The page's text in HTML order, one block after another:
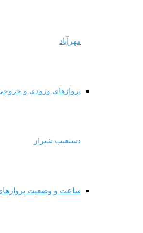
مهرآباد
پروازهای ورودی و
دستغیب شیراز
ساعت و وضعیت